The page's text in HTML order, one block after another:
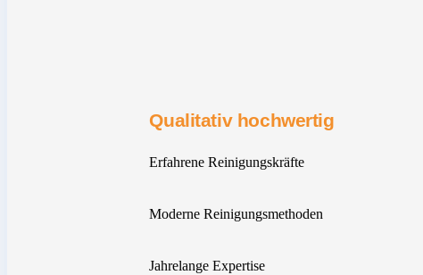
Qualitativ hochwertig
Erfahrene Reinigungskräfte
Moderne Reinigungsmethoden
Jahrelange Expertise